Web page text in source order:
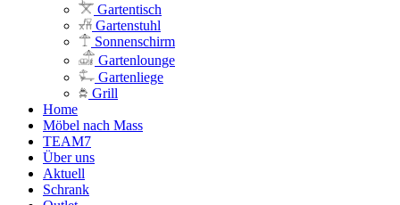
Gartentisch
Gartenstuhl
Sonnenschirm
Gartenlounge
Gartenliege
Grill
Home
Möbel nach Mass
TEAM7
Über uns
Aktuell
Schrank